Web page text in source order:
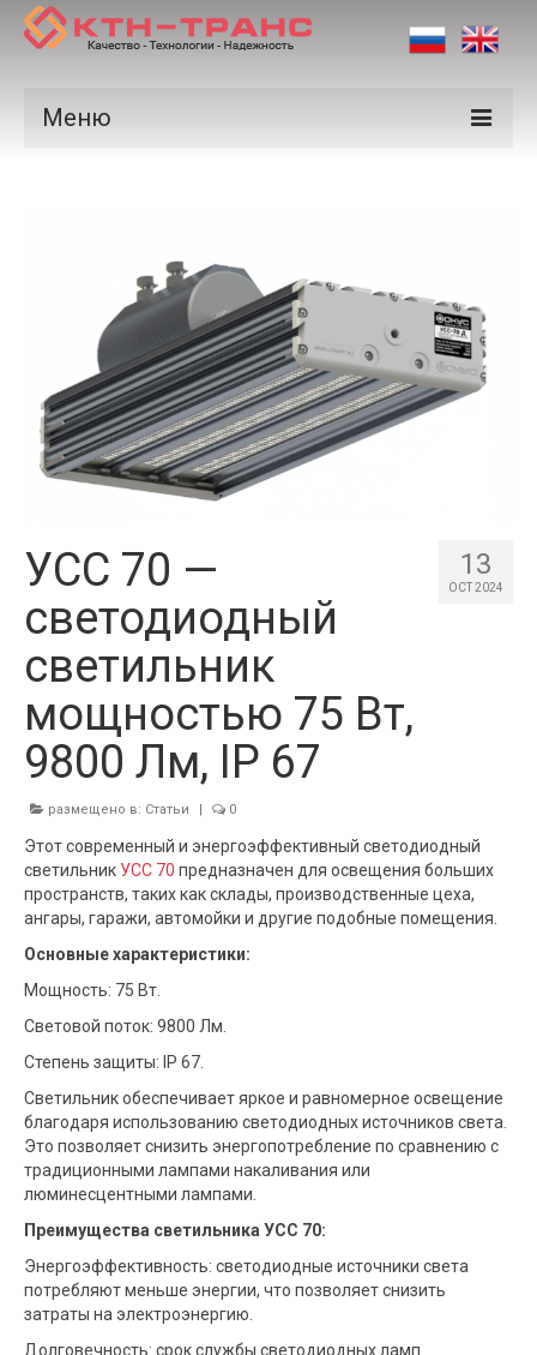
Меню
Сертификаты
Новости
Контакты
13
OCT 2024
УСС 70 —
светодиодный
светильник
мощностью 75 Вт,
9800 Лм, IP 67
размещено в: Статьи | 0
Этот современный и энергоэффективный светодиодный
светильник УСС 70 предназначен для освещения больших
пространств, таких как склады, производственные цеха,
ангары, гаражи, автомойки и другие подобные помещения.
Основные характеристики:
Мощность: 75 Вт.
Световой поток: 9800 Лм.
Степень защиты: IP 67.
Светильник обеспечивает яркое и равномерное освещение
благодаря использованию светодиодных источников света.
Это позволяет снизить энергопотребление по сравнению с
традиционными лампами накаливания или
люминесцентными лампами.
Преимущества светильника УСС 70:
Энергоэффективность: светодиодные источники света
потребляют меньше энергии, что позволяет снизить
затраты на электроэнергию.
Долговечность: срок службы светодиодных ламп